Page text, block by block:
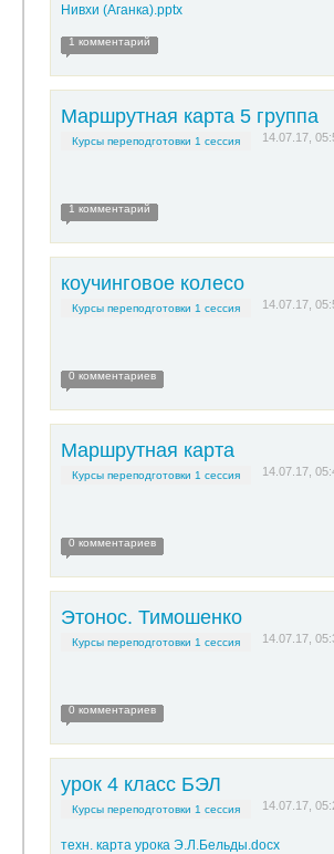
Нивхи (Аганка).pptx
1 комментарий
Маршрутная карта 5 группа
Курсы переподготовки 1 сессия 14.07.17,
1 комментарий
коучинговое колесо
Курсы переподготовки 1 сессия 14.07.17,
0 комментариев
Маршрутная карта
Курсы переподготовки 1 сессия 14.07.17,
0 комментариев
Этонос. Тимошенко
Курсы переподготовки 1 сессия 14.07.17,
0 комментариев
урок 4 класс БЭЛ
Курсы переподготовки 1 сессия 14.07.17,
техн. карта урока Э.Л.Бельды.docx